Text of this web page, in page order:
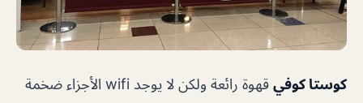
كوستا كوفي
قهوة رائعة ولكن لا يوجد wifi الأجزاء ضخمة